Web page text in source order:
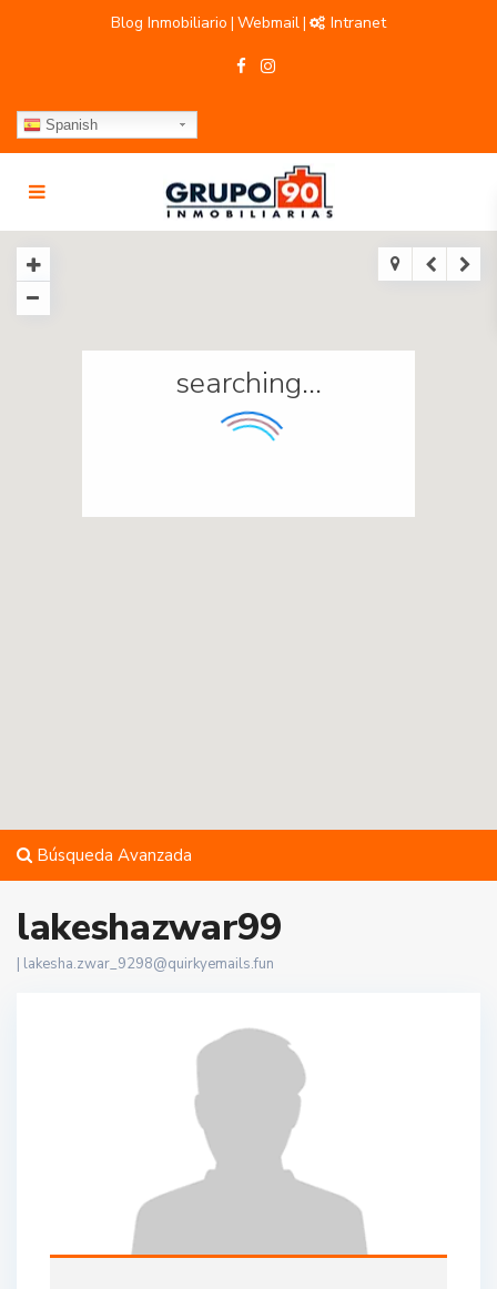
Blog Inmobiliario | Webmail| Intranet
Spanish
searching...
Búsqueda Avanzada
lakeshazwar99
lakesha.zwar_9298@quirkyemails.fun